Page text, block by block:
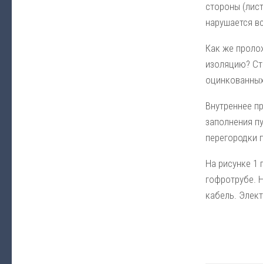
стороны
нарушается
Как же
изоляцию?
Внутреннее
заполнения
перегородки
На рисунке 1
гофротрубе.
кабель.